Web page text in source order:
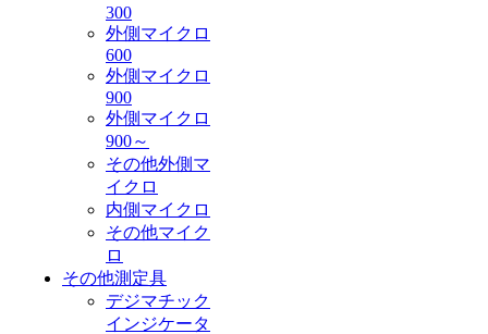
300
外側マイクロ
600
外側マイクロ
900
外側マイクロ
900～
その他外側マ
イクロ
内側マイクロ
その他マイク
ロ
その他測定具
デジマチック
インジケータ